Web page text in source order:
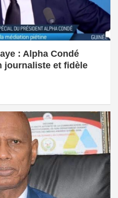
: Alpha Condé
journaliste et fidèle